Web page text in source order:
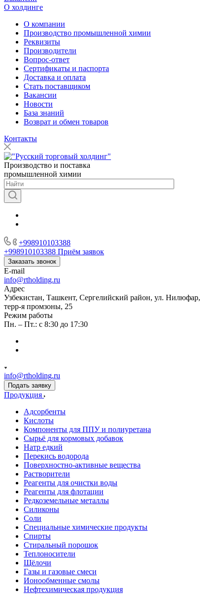
О холдинге
О компании
Производство промышленной химии
Реквизиты
Производители
Вопрос-ответ
Сертификаты и паспорта
Доставка и оплата
Стать поставщиком
Вакансии
Новости
База знаний
Возврат и обмен товаров
Контакты
Производство и поставка
промышленной химии
+998910103388
+998910103388 Приём заявок
Заказать звонок
E-mail
info@rtholding.ru
Адрес
Узбекистан, Ташкент, Сергелийский район, ул. Нилюфар,
терр-я промзоны, 25
Режим работы
Пн. – Пт.: с 8:30 до 17:30
info@rtholding.ru
Подать заявку
Продукция
Адсорбенты
Кислоты
Компоненты для ППУ и полиуретана
Сырьё для кормовых добавок
Натр едкий
Перекись водорода
Поверхностно-активные вещества
Растворители
Реагенты для очистки воды
Реагенты для флотации
Редкоземельные металлы
Силиконы
Соли
Специальные химические продукты
Спирты
Стиральный порошок
Теплоносители
Щёлочи
Газы и газовые смеси
Ионообменные смолы
Нефтехимическая продукция